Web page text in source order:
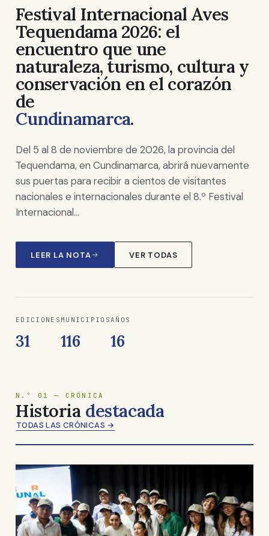
Festival Internacional Aves
Tequendama 2026: el
encuentro que une
naturaleza, turismo, cultura y
conservación en el corazón
de
Cundinamarca.
Del 5 al 8 de noviembre de 2026, la provincia del
Tequendama, en Cundinamarca, abrirá nuevamente
sus puertas para recibir a cientos de visitantes
nacionales e internacionales durante el 8.º Festival
Internacional…
LEER LA NOTA VER TODAS
EDICIONES
31
MUNICIPIOS
116
AÑOS
16
N.º 01 — CRÓNICA
Historia destacada
TODAS LAS CRÓNICAS →